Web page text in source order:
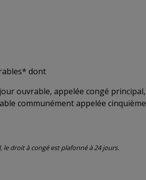
dont
jour ouvrable, appelée congé principal,
communément appelée cinquième
le droit à congé est plafonné à 24 jours.